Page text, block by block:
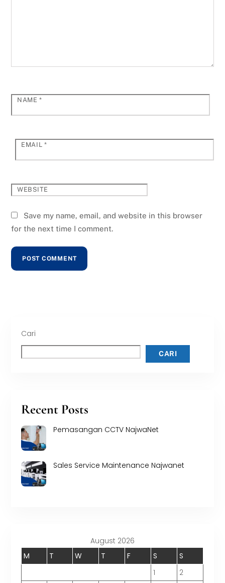
NAME *
EMAIL *
WEBSITE
Save my name, email, and website in this browser
for the next time I comment.
Cari
CARI
Recent Posts
Pemasangan CCTV NajwaNet
Sales Service Maintenance Najwanet
August 2026
M
T W T F S
S
1
2